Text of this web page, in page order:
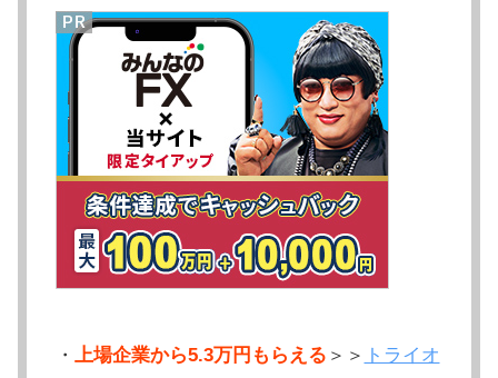
・ 上場企業から5.3万円もらえる ＞＞ トライオ